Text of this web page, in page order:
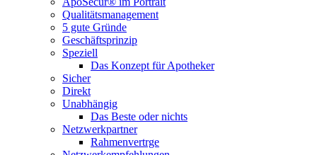
Qualitätsmanagement
5 gute Gründe
Geschäftsprinzip
Speziell
Das Konzept für Apotheker
Sicher
Direkt
Unabhängig
Das Beste oder nichts
Netzwerkpartner
Rahmenvertrge